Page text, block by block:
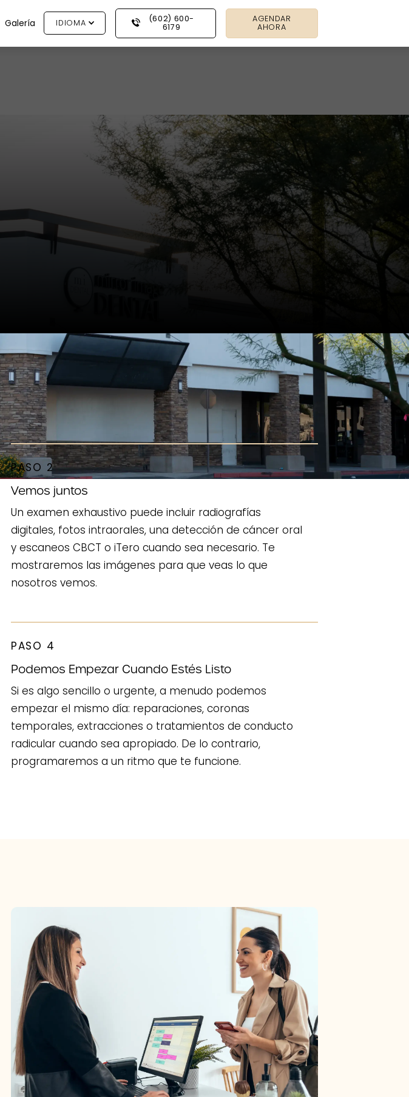
Galería IDIOMA
(602) 600-
6179
AGENDAR
AHORA
PASO 2
Vemos juntos
Un examen exhaustivo puede incluir radiografías
digitales, fotos intraorales, una detección de cáncer oral
y escaneos CBCT o iTero cuando sea necesario. Te
mostraremos las imágenes para que veas lo que
nosotros vemos.
PASO 4
Podemos Empezar Cuando Estés Listo
Si es algo sencillo o urgente, a menudo podemos
empezar el mismo día: reparaciones, coronas
temporales, extracciones o tratamientos de conducto
radicular cuando sea apropiado. De lo contrario,
programaremos a un ritmo que te funcione.